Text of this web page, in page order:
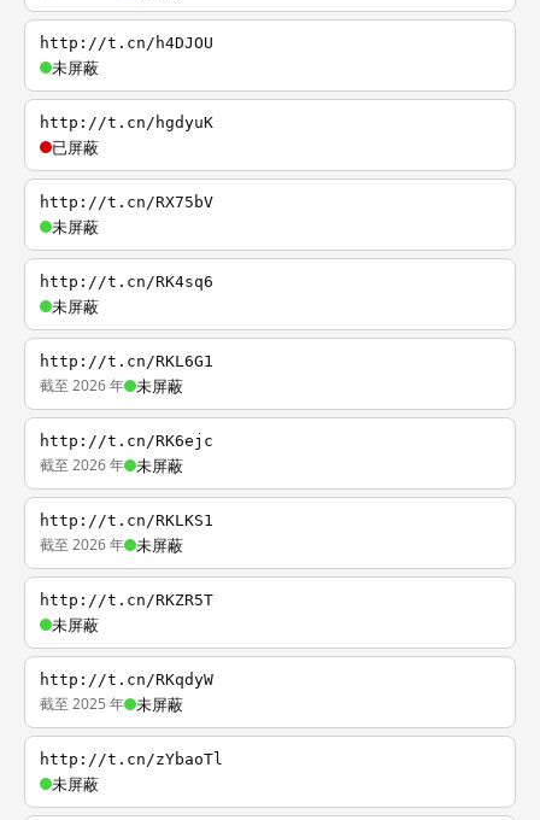
http://t.cn/h4DJOU
未屏蔽
http://t.cn/hgdyuK
已屏蔽
http://t.cn/RX75bV
未屏蔽
http://t.cn/RK4sq6
未屏蔽
http://t.cn/RKL6G1
截至 2026 年 未屏蔽
http://t.cn/RK6ejc
截至 2026 年 未屏蔽
http://t.cn/RKLKS1
截至 2026 年 未屏蔽
http://t.cn/RKZR5T
未屏蔽
http://t.cn/RKqdyW
截至 2025 年 未屏蔽
http://t.cn/zYbaoTl
未屏蔽